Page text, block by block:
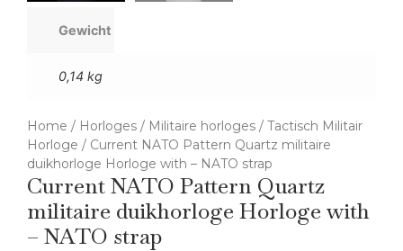
Gewicht
0,14 kg
Home / Horloges / Militaire horloges / Tactisch Militair
Horloge / Current NATO Pattern Quartz militaire
duikhorloge Horloge with – NATO strap
Current NATO Pattern Quartz
militaire duikhorloge Horloge with
– NATO strap